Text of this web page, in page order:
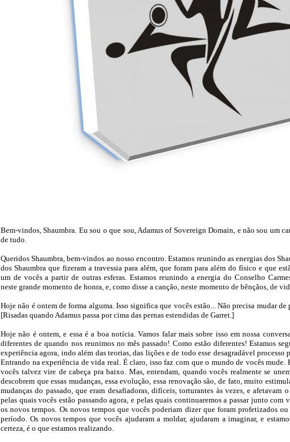
Bem-vindos, Shaumbra. Eu sou o que sou, Adamus of Sovereign Domain, e não sou um
de tudo.
Queridos Shaumbra, bem-vindos ao nosso encontro. Estamos reunindo as energias dos
dos Shaumbra que fizeram a travessia para além, que foram para além do físico e que
um de vocês a partir de outras esferas. Estamos reunindo a energia do Conselho
neste grande momento de honra, e, como disse a canção, neste momento de bênçãos, de
Hoje não é ontem de forma alguma. Isso significa que vocês estão... Não precisa mudar de
[Risadas quando Adamus passa por cima das pernas estendidas de Garret.]
Hoje não é ontem, e essa é a boa notícia. Vamos falar mais sobre isso em nossa
diferentes de quando nos reunimos no mês passado! Como estão diferentes! Estamos
experiência agora, indo além das teorias, das lições e de todo esse desagradável processo
Entrando na experiência de vida real. É claro, isso faz com que o mundo de vocês mude.
vocês talvez vire de cabeça pra baixo. Mas, entendam, quando vocês realmente se
descobrem que essas mudanças, essa evolução, essa renovação são, de fato, muito
mudanças do passado, que eram desafiadoras, difíceis, torturantes às vezes, e afetavam
pelas quais vocês estão passando agora, e pelas quais continuaremos a passar junto com
os novos tempos. Os novos tempos que vocês poderiam dizer que foram profetizados
período. Os novos tempos que vocês ajudaram a moldar, ajudaram a imaginar, e
certeza, é o que estamos realizando.